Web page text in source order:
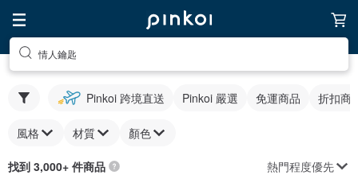
情人鑰匙
Pinkoi 跨境直送 Pinkoi 嚴選 免運商品 折扣商
風格 材質 顏色
找到 3,000+ 件商品 熱門程度優先